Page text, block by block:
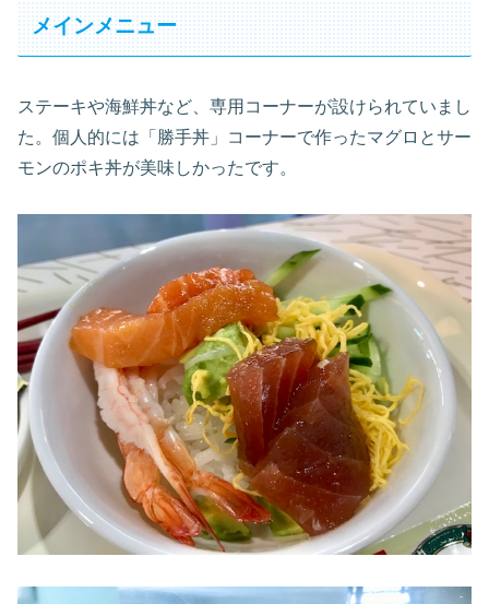
メインメニュー
ステーキや海鮮丼など、専用コーナーが設けられていまし
た。個人的には「勝手丼」コーナーで作ったマグロとサー
モンのポキ丼が美味しかったです。